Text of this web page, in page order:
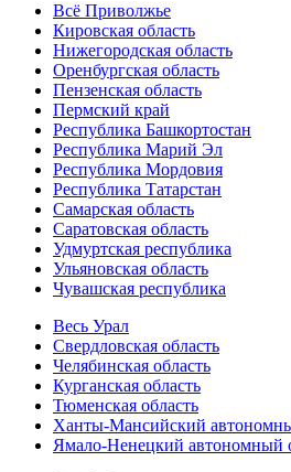
Всё Приволжье
Кировская область
Нижегородская область
Оренбургская область
Пензенская область
Пермский край
Республика Башкортостан
Республика Марий Эл
Республика Мордовия
Республика Татарстан
Самарская область
Саратовская область
Удмуртская республика
Ульяновская область
Чувашская республика
Весь Урал
Свердловская область
Челябинская область
Курганская область
Тюменская область
Ханты-Мансийский
Ямало-Ненецкий автономный